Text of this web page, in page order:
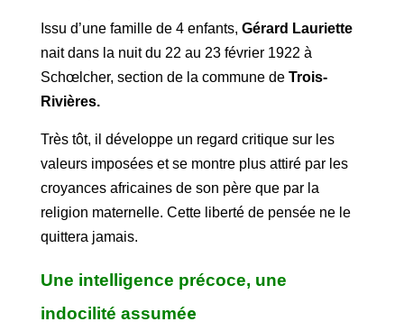
Issu d’une famille de 4 enfants, Gérard Lauriette
nait dans la nuit du 22 au 23 février 1922 à
Schœlcher, section de la commune de Trois-
Rivières.
Très tôt, il développe un regard critique sur les
valeurs imposées et se montre plus attiré par les
croyances africaines de son père que par la
religion maternelle. Cette liberté de pensée ne le
quittera jamais.
Une intelligence précoce, une
indocilité assumée